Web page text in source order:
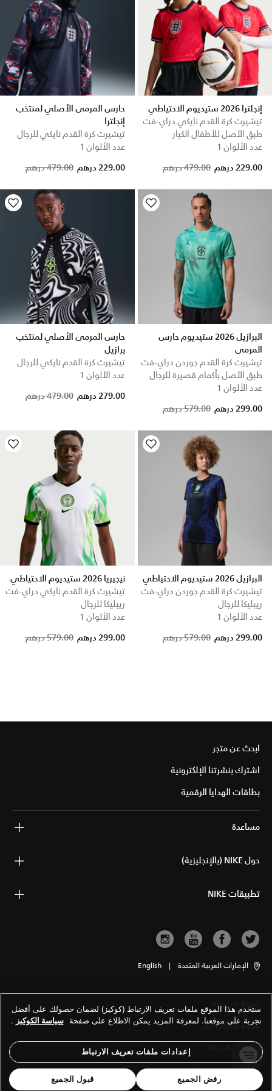
إنجلترا 2026 ستيديوم الاحتياطي
تيشيرت كرة القدم نايكي دراي-فت
طبق الأصل للأطفال الكبار
عدد الألوان 1
479.00 درهم
229.00 درهم
حارس المرمى الأصلي لمنتخب
إنجلترا
تيشيرت كرة القدم نايكي للرجال
عدد الألوان 1
Price reduced from
479.00 درهم to 229.00 درهم
البرازيل 2026 ستيديوم حارس
المرمى
تيشيرت كرة القدم جوردن دراي-فت
طبق الأصل بأكمام قصيرة للرجال
عدد الألوان 1
579.00 درهم
299.00 درهم
حارس المرمى الأصلي لمنتخب
برازيل
تيشيرت كرة القدم نايكي للرجال
عدد الألوان 1
479.00 درهم 279.00 درهم
البرازيل 2026 ستيديوم الاحتياطي
تيشيرت كرة القدم جوردن دراي-فت
ريبليكا للرجال
عدد الألوان 1
579.00 درهم
299.00 درهم
نيجيريا 2026 ستيديوم الاحتياطي
تيشيرت كرة القدم نايكي دراي-فت
ريبليكا للرجال
عدد الألوان 1
Price reduced from
579.00 درهم to 299.00 درهم
ابحث عن متجر
اشترك بنشرتنا الإلكترونية
بطاقات الهدايا الرقمية
مساعدة
حول NIKE (بالإنجليزية)
تطبيقات NIKE
الإمارات العربية المتحدة |
English
شروط الاستخدام
شروط وأحكام البيع
معلومات الشركة
سياسة الخصوصية والكوكيز
ستخدم هذا الموقع ملفات تعريف الارتباط (كوكيز) لضمان حصولك على أفضل
تجربة على موقعنا. لمعرفة المزيد يمكن الاطلاع على صفحة سياسة الكوكيز .
إعدادات ملفات تعريف الارتباط
رفض الجميع قبول الجميع